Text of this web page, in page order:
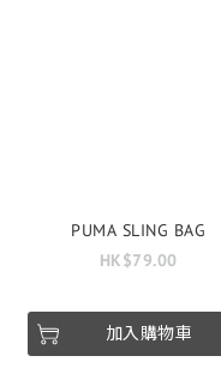
PUMA SLING BAG
HK$79.00
加入購物車